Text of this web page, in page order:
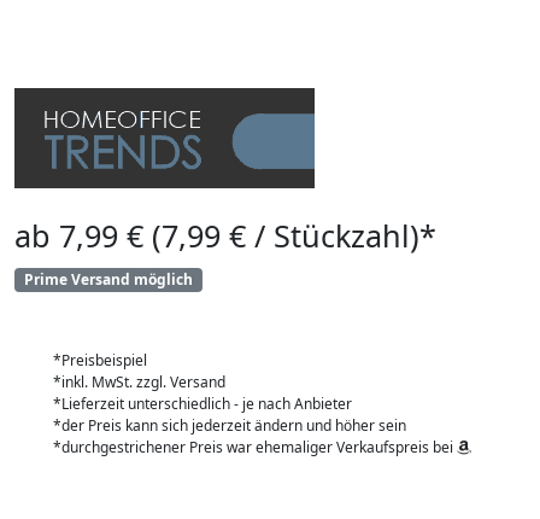
ab 7,99 € (7,99 € / Stückzahl)*
Prime Versand möglich
*Preisbeispiel
*inkl. MwSt. zzgl. Versand
*Lieferzeit unterschiedlich - je nach Anbieter
*der Preis kann sich jederzeit ändern und höher sein
*durchgestrichener Preis war ehemaliger Verkaufspreis bei